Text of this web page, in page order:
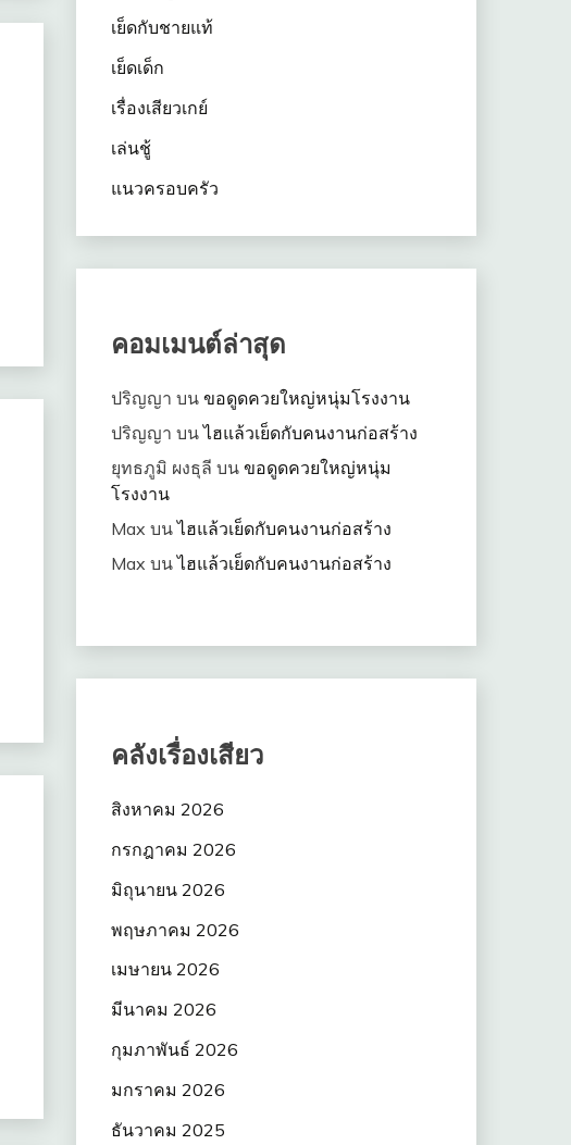
เย็ดกับชายแท้
เย็ดเด็ก
เรื่องเสียวเกย์
เล่นชู้
แนวครอบครัว
คอมเมนต์ล่าสุด
ปริญญา บน ขอดูดควยใหญ่หนุ่มโรงงาน
ปริญญา บนไฮแล้วเย็ดกับคนงานก่อสร้าง
ยุทธภูมิ ผงธุลี บน ขอดูดควยใหญ่หนุ่ม
โรงงาน
Max บนไฮแล้วเย็ดกับคนงานก่อสร้าง
Max บนไฮแล้วเย็ดกับคนงานก่อสร้าง
คลังเรื่องเสียว
สิงหาคม 2026
กรกฎาคม 2026
มิถุนายน 2026
พฤษภาคม 2026
เมษายน 2026
มีนาคม 2026
กุมภาพันธ์ 2026
มกราคม 2026
ธันวาคม 2025